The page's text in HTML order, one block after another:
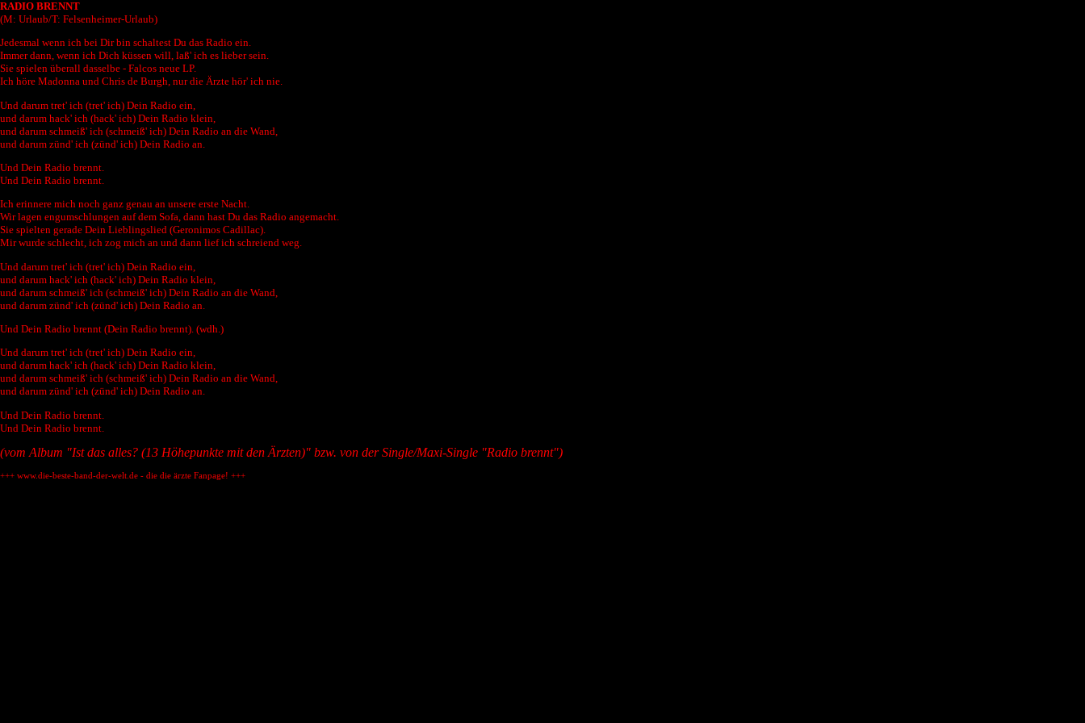
RADIO BRENNT
(M: Urlaub/T: Felsenheimer-Urlaub)
Jedesmal wenn ich bei Dir bin schaltest Du das Radio ein.
Immer dann, wenn ich Dich küssen will, laß' ich es lieber sein.
Sie spielen überall dasselbe - Falcos neue LP.
Ich höre Madonna und Chris de Burgh, nur die Ärzte hör' ich nie.
Und darum tret' ich (tret' ich) Dein Radio ein,
und darum hack' ich (hack' ich) Dein Radio klein,
und darum schmeiß' ich (schmeiß' ich) Dein Radio an die Wand,
und darum zünd' ich (zünd' ich) Dein Radio an.
Und Dein Radio brennt.
Und Dein Radio brennt.
Ich erinnere mich noch ganz genau an unsere erste Nacht.
Wir lagen engumschlungen auf dem Sofa, dann hast Du das Radio angemacht.
Sie spielten gerade Dein Lieblingslied (Geronimos Cadillac).
Mir wurde schlecht, ich zog mich an und dann lief ich schreiend weg.
Und darum tret' ich (tret' ich) Dein Radio ein,
und darum hack' ich (hack' ich) Dein Radio klein,
und darum schmeiß' ich (schmeiß' ich) Dein Radio an die Wand,
und darum zünd' ich (zünd' ich) Dein Radio an.
Und Dein Radio brennt (Dein Radio brennt). (wdh.)
Und darum tret' ich (tret' ich) Dein Radio ein,
und darum hack' ich (hack' ich) Dein Radio klein,
und darum schmeiß' ich (schmeiß' ich) Dein Radio an die Wand,
und darum zünd' ich (zünd' ich) Dein Radio an.
Und Dein Radio brennt.
Und Dein Radio brennt.
(vom Album "Ist das alles? (13 Höhepunkte mit den Ärzten)" bzw. von der Single/Maxi-Single "Radio brennt")
+++ www.die-beste-band-der-welt.de - die die ärzte Fanpage! +++